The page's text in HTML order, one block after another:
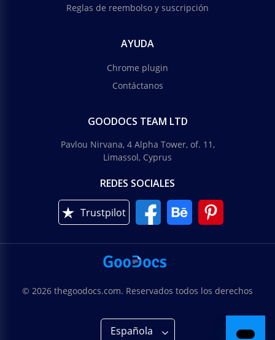
Reglas de reembolso y suscripción
AYUDA
Chrome plugin
Contáctanos
GOODOCS TEAM LTD
Pavlou Nirvana, 4 Alpha Tower, of. 11,
Limassol, Cyprus
REDES SOCIALES
Trustpilot
© 2026 thegoodocs.com. Reservados todos los derechos
Española